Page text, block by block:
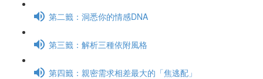
第二籤：洞悉你的情感DNA
第三籤：解析三種依附風格
第四籤：親密需求相差最大的「焦逃配」